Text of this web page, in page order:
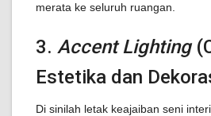
merata ke seluruh ruangan.
3. Accent Lighting
Estetika dan
Di sinilah letak keajaiban seni